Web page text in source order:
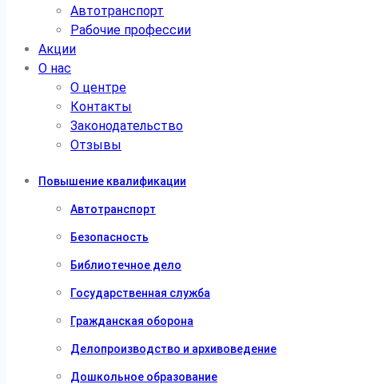
Автотранспорт
Рабочие профессии
Акции
О нас
О центре
Контакты
Законодательство
Отзывы
Повышение квалификации
Автотранспорт
Безопасность
Библиотечное дело
Государственная служба
Гражданская оборона
Делопроизводство и архивоведение
Дошкольное образование